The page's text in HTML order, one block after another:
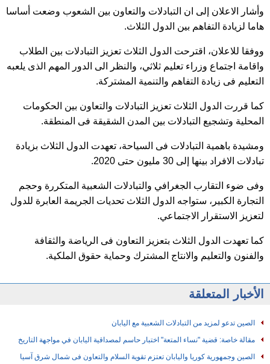
الصور
وأشار الاعلان إلى ان التبادلات والتعاون بين الشعوب وضعت أساسا
هاما لزيادة التفاهم بين الدول الثلاث.
ووفقا للاعلان، اقترحت الدول الثلاث تعزيز التبادلات بين الطلاب
واقامة اجتماع وزراء تعليم ثلاثي، والنظر الى الدور المهم الذى يلعبه
التعليم فى زيادة التفاهم والتنمية المشتركة.
كما قررت الدول الثلاث تعزيز التبادلات والتعاون بين الحكومات
المحلية وتشجيع التبادلات بين المدن الشقيقة فى المنطقة.
ومشيدة باهمية التبادلات فى السياحة، تعهدت الدول الثلاث بزيادة
تبادلات الافراد بينها إلى 30 مليون حتى 2020.
وفى ضوء التقارب الجغرافي والتبادلات الشعبية المتكررة وحجم
التجارة الكبير، ستواجه الدول الثلاث تحديات الجريمة العابرة للدول
لتعزيز الاستقرار الاجتماعي.
كما تعهدت الدول الثلاث بتعزيز التعاون فى الرياضة والثقافة
والفنون والتعليم والانتاج المشترك وحماية حقوق الملكية.
الأخبار المتعلقة
الصين تدعو لمزيد من التبادلات الشعبية مع اليابان
مقالة خاصة: قضية "نساء المتعة" اختبار حاسم لمصداقية اليابان في مواجهة التاريخ
الصين وجمهورية كوريا واليابان تعتزم تقوية السلام والتعاون فى شمال شرق آسيا